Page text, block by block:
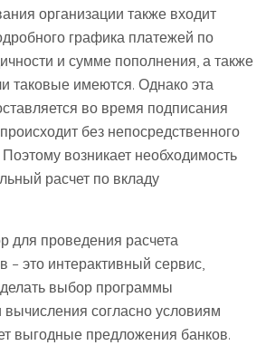
организации также входит
графика платежей по
и сумме пополнения, а также
таковые имеются. Однако эта
во время подписания
без непосредственного
Поэтому возникает необходимость
расчет по вкладу
для проведения расчета
– это интерактивный сервис,
выбор программы
вычисления согласно условиям
выгодные предложения банков.